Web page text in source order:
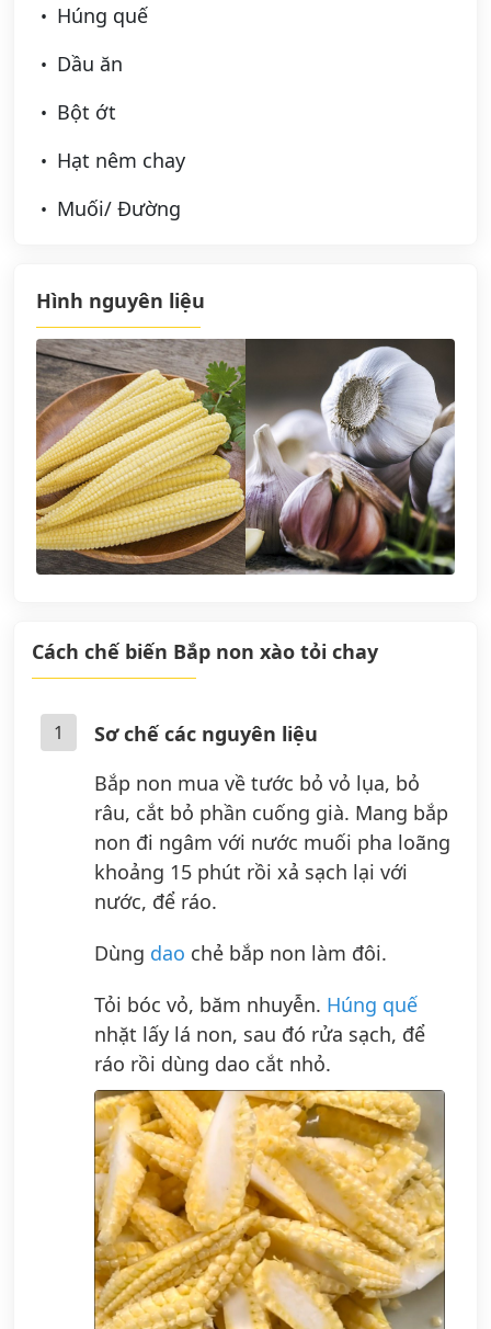
Húng quế
Dầu ăn
Bột ớt
Hạt nêm chay
Muối/ Đường
Hình nguyên liệu
Cách chế biến Bắp non xào tỏi chay
1
Sơ chế các nguyên liệu
Bắp non mua về tước bỏ vỏ lụa, bỏ
râu, cắt bỏ phần cuống già. Mang bắp
non đi ngâm với nước muối pha loãng
khoảng 15 phút rồi xả sạch lại với
nước, để ráo.
Dùng dao chẻ bắp non làm đôi.
Tỏi bóc vỏ, băm nhuyễn. Húng quế
nhặt lấy lá non, sau đó rửa sạch, để
ráo rồi dùng dao cắt nhỏ.